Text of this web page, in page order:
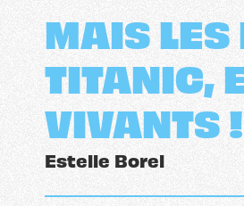
MAIS
TITANIC,
VIVANTS !
Estelle Borel